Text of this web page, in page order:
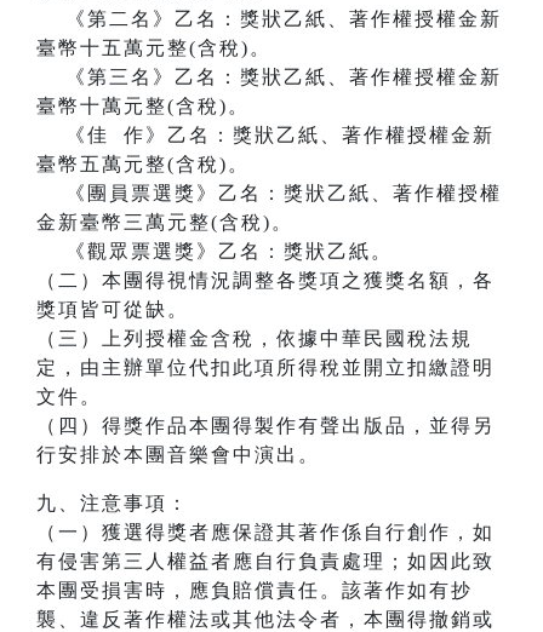
《第二名》乙名：獎狀乙紙、著作權授權金新
臺幣十五萬元整(含稅)。
《第三名》乙名：獎狀乙紙、著作權授權金新
臺幣十萬元整(含稅)。
《佳 作》乙名：獎狀乙紙、著作權授權金新
臺幣五萬元整(含稅)。
《團員票選獎》乙名：獎狀乙紙、著作權授權
金新臺幣三萬元整(含稅)。
《觀眾票選獎》乙名：獎狀乙紙。
（二）本團得視情況調整各獎項之獲獎名額，各
獎項皆可從缺。
（三）上列授權金含稅，依據中華民國稅法規
定，由主辦單位代扣此項所得稅並開立扣繳證明
文件。
（四）得獎作品本團得製作有聲出版品，並得另
行安排於本團音樂會中演出。
九、注意事項：
（一）獲選得獎者應保證其著作係自行創作，如
有侵害第三人權益者應自行負責處理；如因此致
本團受損害時，應負賠償責任。該著作如有抄
襲、違反著作權法或其他法令者，本團得撤銷或